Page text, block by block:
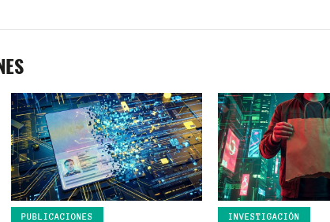
PUBLICACIONES INVESTIGACIÓN